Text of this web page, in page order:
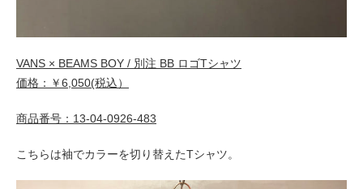
VANS × BEAMS BOY / 別注 BB ロゴTシャツ
価格：￥6,050(税込）
商品番号：13-04-0926-483
こちらは袖でカラーを切り替えたTシャツ。